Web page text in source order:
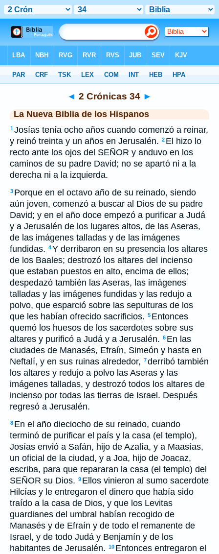
◄ 2 Crónicas 34 ►
La Nueva Biblia de los Hispanos
1Josías tenía ocho años cuando comenzó a reinar,
y reinó treinta y un años en Jerusalén. 2 El hizo lo
recto ante los ojos del SEÑOR y anduvo en los
caminos de su padre David; no se apartó ni a la
derecha ni a la izquierda.
3 Porque en el octavo año de su reinado, siendo
aún joven, comenzó a buscar al Dios de su padre
David; y en el año doce empezó a purificar a Judá
y a Jerusalén de los lugares altos, de las Aseras,
de las imágenes talladas y de las imágenes
fundidas. 4Y derribaron en su presencia los altares
de los Baales; destrozó los altares del incienso
que estaban puestos en alto, encima de ellos;
despedazó también las Aseras, las imágenes
talladas y las imágenes fundidas y las redujo a
polvo, que esparció sobre las sepulturas de los
que les habían ofrecido sacrificios. 5 Entonces
quemó los huesos de los sacerdotes sobre sus
altares y purificó a Judá y a Jerusalén. 6 En las
ciudades de Manasés, Efraín, Simeón y hasta en
Neftalí, y en sus ruinas alrededor, 7derribó también
los altares y redujo a polvo las Aseras y las
imágenes talladas, y destrozó todos los altares de
incienso por todas las tierras de Israel. Después
regresó a Jerusalén.
8 En el año dieciocho de su reinado, cuando
terminó de purificar el país y la casa (el templo),
Josías envió a Safán, hijo de Azalía, y a Maasías,
un oficial de la ciudad, y a Joa, hijo de Joacaz,
escriba, para que repararan la casa (el templo) del
SEÑOR su Dios. 9 Ellos vinieron al sumo sacerdote
Hilcías y le entregaron el dinero que había sido
traído a la casa de Dios, y que los Levitas
guardianes del umbral habían recogido de
Manasés y de Efraín y de todo el remanente de
Israel, y de todo Judá y Benjamín y de los
habitantes de Jerusalén. 10 Entonces entregaron el